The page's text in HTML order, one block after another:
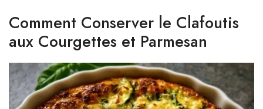
Comment Conserver le Clafoutis
aux Courgettes et Parmesan